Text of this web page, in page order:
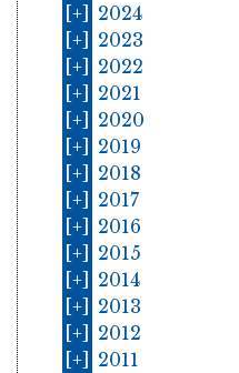
[+]
2024
[+]
2023
[+]
2022
[+]
2021
[+]
2020
[+]
2019
[+]
2018
[+]
2017
[+]
2016
[+]
2015
[+]
2014
[+]
2013
[+]
2012
[+]
2011